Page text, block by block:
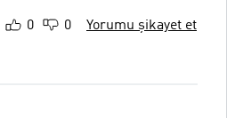
0 0 Yorumu şikayet et